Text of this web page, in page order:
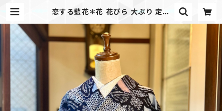
恋する藍花＊花 花びら 大ぶり 定番
鳴海絞り浴衣 B690 | kimono ten
to